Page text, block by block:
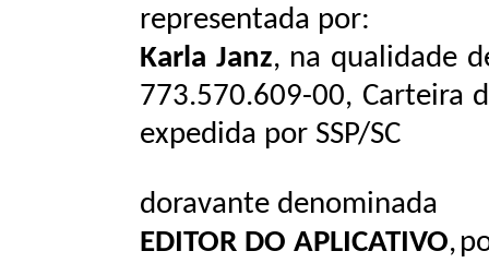
representada por:
Karla Janz, na qualidade
773.570.609-00, Carteira
expedida por SSP/SC
doravante denominada
EDITOR DO APLICATIVO,